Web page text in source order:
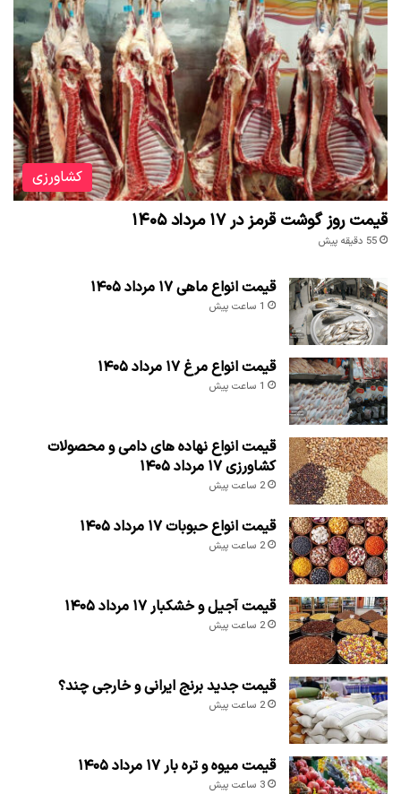
کشاورزی
قیمت روز گوشت قرمز در ۱۷ مرداد ۱۴۰۵
55 دقیقه پیش
قیمت انواع ماهی ۱۷ مرداد ۱۴۰۵
1 ساعت پیش
قیمت انواع مرغ ۱۷ مرداد ۱۴۰۵
1 ساعت پیش
قیمت انواع نهاده های دامی و محصولات
کشاورزی ۱۷ مرداد ۱۴۰۵
2 ساعت پیش
قیمت انواع حبوبات ۱۷ مرداد ۱۴۰۵
2 ساعت پیش
قیمت آجیل و خشکبار ۱۷ مرداد ۱۴۰۵
2 ساعت پیش
قیمت جدید برنج ایرانی و خارجی چند؟
2 ساعت پیش
قیمت میوه و تره بار ۱۷ مرداد ۱۴۰۵
3 ساعت پیش